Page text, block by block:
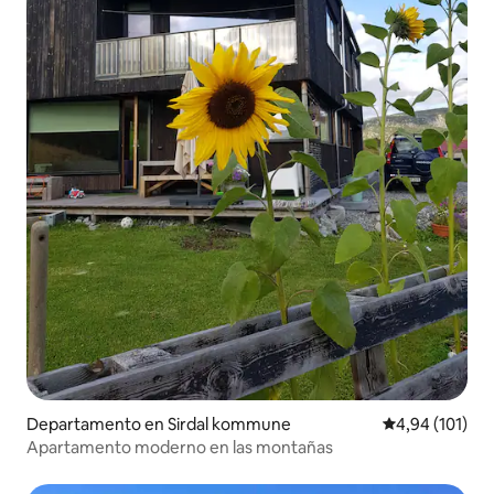
Departamento en Sirdal kommune Calificación
4,94 (101)
Apartamento moderno en las montañas